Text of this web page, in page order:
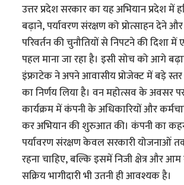
उत्तर प्रदेश सरकार का यह अभियान प्रदेश में
बढ़ाने, पर्यावरण संरक्षण को प्रोत्साहन देने
परिवर्तन की चुनौतियों से निपटने की दिशा में
पहल माना जा रहा है। इसी सोच को आगे
इंफ्राटेक ने अपने आवासीय प्रोजेक्ट में बड़े
का निर्णय लिया है। वन महोत्सव के अवसर
कार्यक्रम में कंपनी के अधिकारियों और
कर अभियान की शुरुआत की। कंपनी का
पर्यावरण संरक्षण केवल सरकारी योजनाओं
रहना चाहिए, बल्कि इसमें निजी क्षेत्र और आम
सक्रिय भागीदारी भी उतनी ही आवश्यक है।